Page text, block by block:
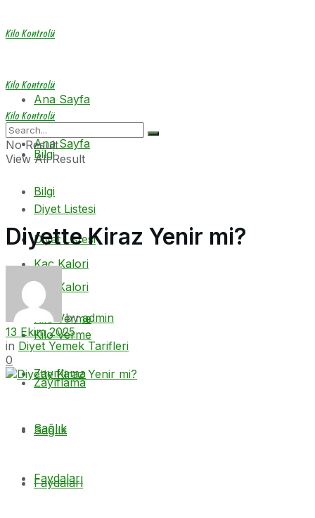
Kilo Kontrolü
Ana Sayfa
Bilgi
Diyet Listesi
Kaç Kalori
Kilo Verme
Zayıflama
Sağlık
Faydaları
Kilo Kontrolü
Ana Sayfa
Bilgi
Diyet Listesi
Kaç Kalori
Kilo Verme
Zayıflama
Sağlık
Faydaları
Kilo Kontrolü
No Result
View All Result
Diyette Kiraz Yenir mi?
by admin
13 Ekim 2025
in Diyet Yemek Tarifleri
0